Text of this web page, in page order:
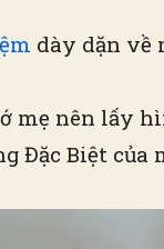
dày dặn về
mẹ nên lấy
Đặc Biệt của